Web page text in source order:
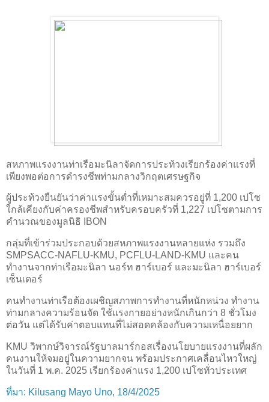
สหภาพแรงงานท่าเรือมะนิลาจัดการประท้วงเรียกร้องค่าแรงที่
เพียงพอต่อการดำรงชีพท่ามกลางวิกฤตเศรษฐกิจ
ผู้ประท้วงยืนยันว่าค่าแรงขั้นต่ำที่เหมาะสมควรอยู่ที่ 1,200 เปโซ
ใกล้เคียงกับค่าครองชีพสำหรับครอบครัวที่ 1,227 เปโซตามการ
คำนวณของมูลนิธิ IBON
กลุ่มที่เข้าร่วมประกอบด้วยสหภาพแรงงานหลายแห่ง รวมถึง
SMPSACC-NAFLU-KMU, PCFLU-LAND-KMU และคน
ทำงานจากท่าเรือมะนิลา นอร์ท ฮาร์เบอร์ และมะนิลา ฮาร์เบอร์
เซ็นเตอร์
คนทำงานท่าเรือต้องเผชิญสภาพการทำงานที่หนักหน่วง ทำงาน
ท่ามกลางความร้อนจัด ใช้แรงกายอย่างหนักเกินกว่า 8 ชั่วโมง
ต่อวัน แต่ได้รับค่าตอบแทนที่ไม่สอดคล้องกับความเหนื่อยยาก
KMU วิพากษ์วิจารณ์รัฐบาลมาร์กอสเรื่องนโยบายแรงงานที่ผลัก
คนงานให้จมอยู่ในความยากจน พร้อมประกาศเคลื่อนไหวใหญ่
ในวันที่ 1 พ.ค. 2025 เรียกร้องค่าแรง 1,200 เปโซทั่วประเทศ
ที่มา: Kilusang Mayo Uno, 18/4/2025